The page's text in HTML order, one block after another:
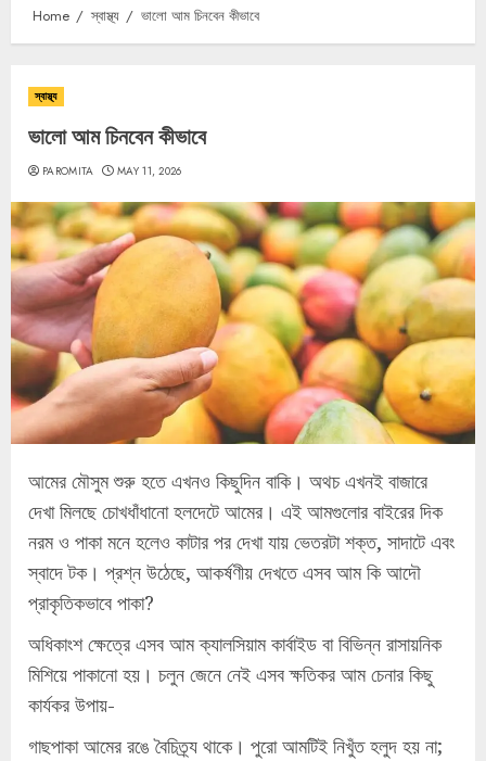
Home স্বাস্থ্য ভালো আম চিনবেন কীভাবে
স্বাস্থ্য
ভালো আম চিনবেন কীভাবে
PAROMITA MAY 11, 2026
আমের মৌসুম শুরু হতে এখনও কিছুদিন বাকি। অথচ এখনই বাজারে
দেখা মিলছে চোখধাঁধানো হলদেটে আমের। এই আমগুলোর বাইরের দিক
নরম ও পাকা মনে হলেও কাটার পর দেখা যায় ভেতরটা শক্ত, সাদাটে এবং
স্বাদে টক। প্রশ্ন উঠেছে, আকর্ষণীয় দেখতে এসব আম কি আদৌ
প্রাকৃতিকভাবে পাকা?
অধিকাংশ ক্ষেত্রে এসব আম ক্যালসিয়াম কার্বাইড বা বিভিন্ন রাসায়নিক
মিশিয়ে পাকানো হয়। চলুন জেনে নেই এসব ক্ষতিকর আম চেনার কিছু
কার্যকর উপায়-
গাছপাকা আমের রঙে বৈচিত্র্য থাকে। পুরো আমটিই নিখুঁত হলুদ হয় না;